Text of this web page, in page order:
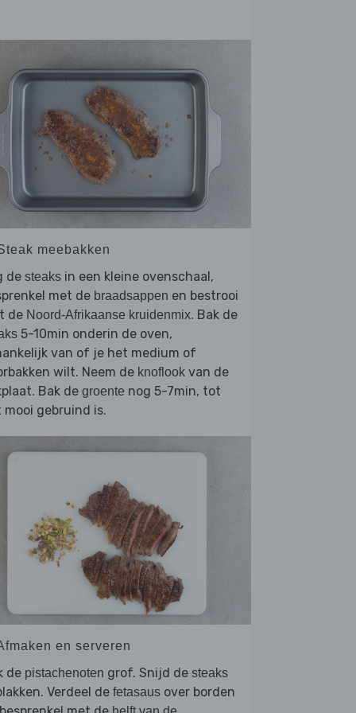
meebakken
de steaks in een kleine ovenschaal,
met de braadsappen en bestrooi
de Noord-Afrikaanse kruidenmix. Bak de
5-10min onderin de oven,
van of je het medium of
wilt. Neem de knoflook van de
Bak de groente nog 5-7min, tot
mooi gebruind is.
en serveren
de pistachenoten grof. Snijd de steaks
Verdeel de fetasaus over borden